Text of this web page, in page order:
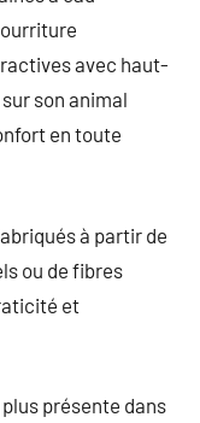
avec haut-
son animal
en toute
à partir de
ou de fibres
et
plus présente dans